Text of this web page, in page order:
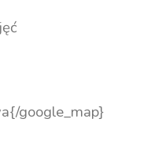
google_map}